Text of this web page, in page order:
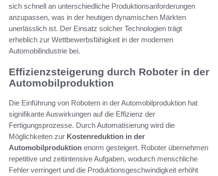
sich schnell an unterschiedliche Produktionsanforderungen
anzupassen, was in der heutigen dynamischen Märkten
unerlässlich ist. Der Einsatz solcher Technologien trägt
erheblich zur Wettbewerbsfähigkeit in der modernen
Automobilindustrie bei.
Effizienzsteigerung durch Roboter in der
Automobilproduktion
Die Einführung von Robotern in der Automobilproduktion hat
signifikante Auswirkungen auf die Effizienz der
Fertigungsprozesse. Durch Automatisierung wird die
Möglichkeiten zur Kostenreduktion in der
Automobilproduktion enorm gesteigert. Roboter übernehmen
repetitive und zeitintensive Aufgaben, wodurch menschliche
Fehler verringert und die Produktionsgeschwindigkeit erhöht